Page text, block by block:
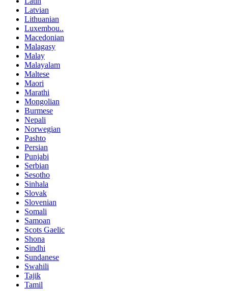
Latvian
Lithuanian
Luxembou..
Macedonian
Malagasy
Malay
Malayalam
Maltese
Maori
Marathi
Mongolian
Burmese
Nepali
Norwegian
Pashto
Persian
Punjabi
Serbian
Sesotho
Sinhala
Slovak
Slovenian
Somali
Samoan
Scots Gaelic
Shona
Sindhi
Sundanese
Swahili
Tajik
Tamil